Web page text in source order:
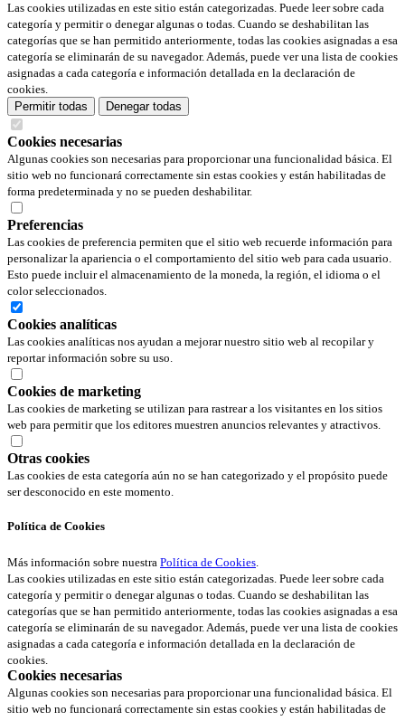
Las cookies utilizadas en este sitio están categorizadas. Puede leer sobre cada
categoría y permitir o denegar algunas o todas. Cuando se deshabilitan las
categorías que se han permitido anteriormente, todas las cookies asignadas a esa
categoría se eliminarán de su navegador. Además, puede ver una lista de cookies
asignadas a cada categoría e información detallada en la declaración de
cookies.
Permitir todas
Denegar todas
Cookies necesarias
Algunas cookies son necesarias para proporcionar una funcionalidad básica. El
sitio web no funcionará correctamente sin estas cookies y están habilitadas de
forma predeterminada y no se pueden deshabilitar.
Preferencias
Las cookies de preferencia permiten que el sitio web recuerde información para
personalizar la apariencia o el comportamiento del sitio web para cada usuario.
Esto puede incluir el almacenamiento de la moneda, la región, el idioma o el
color seleccionados.
Cookies analíticas
Las cookies analíticas nos ayudan a mejorar nuestro sitio web al recopilar y
reportar información sobre su uso.
Cookies de marketing
Las cookies de marketing se utilizan para rastrear a los visitantes en los sitios
web para permitir que los editores muestren anuncios relevantes y atractivos.
Otras cookies
Las cookies de esta categoría aún no se han categorizado y el propósito puede
ser desconocido en este momento.
Política de Cookies
Más información sobre nuestra Política de Cookies.
Las cookies utilizadas en este sitio están categorizadas. Puede leer sobre cada
categoría y permitir o denegar algunas o todas. Cuando se deshabilitan las
categorías que se han permitido anteriormente, todas las cookies asignadas a esa
categoría se eliminarán de su navegador. Además, puede ver una lista de cookies
asignadas a cada categoría e información detallada en la declaración de
cookies.
Cookies necesarias
Algunas cookies son necesarias para proporcionar una funcionalidad básica. El
sitio web no funcionará correctamente sin estas cookies y están habilitadas de